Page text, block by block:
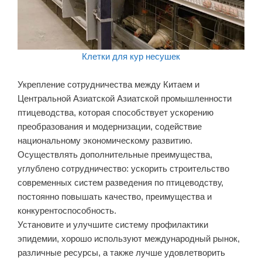
Клетки для кур несушек
Укрепление сотрудничества между Китаем и
Центральной Азиатской Азиатской промышленности
птицеводства, которая способствует ускорению
преобразования и модернизации, содействие
национальному экономическому развитию.
Осуществлять дополнительные преимущества,
углублено сотрудничество: ускорить строительство
современных систем разведения по птицеводству,
постоянно повышать качество, преимущества и
конкурентоспособность.
Установите и улучшите систему профилактики
эпидемии, хорошо используют международный рынок,
различные ресурсы, а также лучше удовлетворить